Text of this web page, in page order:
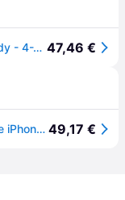
StarTech.com - Bildschirmschutz für Handy - 4-Wege, Sichtschutzfilter, für Hochformat/Querformat, touch-fähig, +/-30° Sichtwinkel - Glas - mit Sichtschutzfilter - 4-Wege - klebend - Schwarz - für Apple iPhone 15 (IP15T-PRIVACY-SCREEN) 47,46 €
StarTech Priv. Screen iPhone (1Stk., Apple iPhone 15), Smartphone Schutzfolie, Schwarz 49,17 €